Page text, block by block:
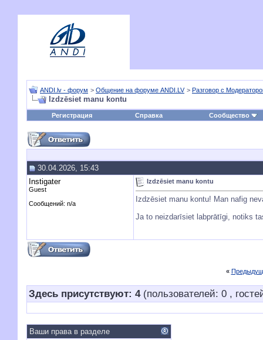
ANDI.lv - форум > Общение на форуме ANDI.LV > Разговор с
Izdzēsiet manu kontu
Регистрация Справка Сообщество
30.04.2026, 15:43
Instigater
Guest
Сообщений: n/a
Izdzēsiet manu kontu
Izdzēsiet manu kontu! Man nafig
Ja to neizdarīsiet labprātīgi, notiks
«
Здесь присутствуют: 4 (пользователей: 0 ,
Ваши права в разделе